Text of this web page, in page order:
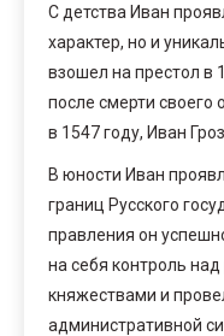
С детства Иван
характер, но и
взошел на престол в
после смерти своего
в 1547 году, Иван
В юности Иван
границ Русского
правления он
на себя контроль
княжествами и
административной